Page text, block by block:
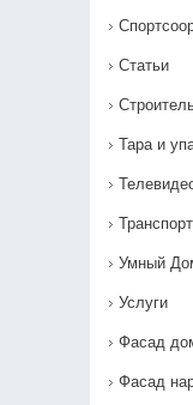
Статьи
Тара и
Умный
Услуги
Фасад
Фасад